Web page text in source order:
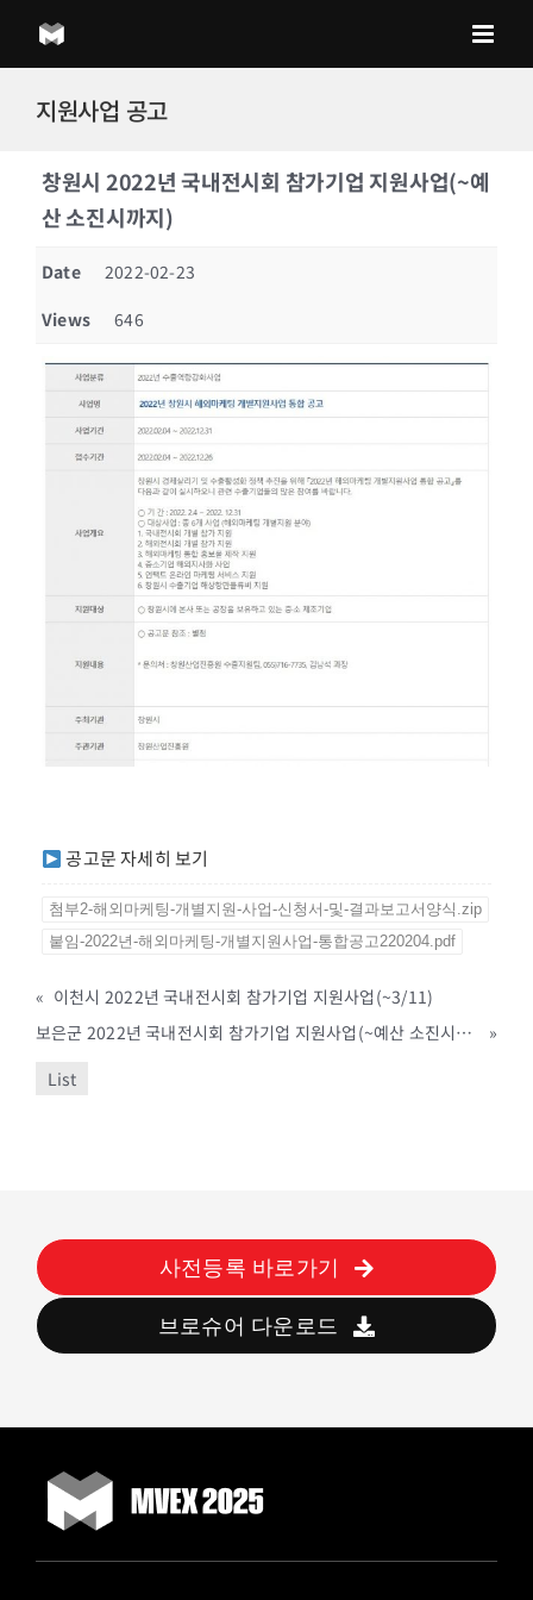
content
지원사업 공고
창원시 2022년 국내전시회 참가기업 지원사업(~예
산 소진시까지)
Date
2022-02-23
Views
646
공고문 자세히 보기
첨부2-해외마케팅-개별지원-사업-신청서-및-결과보고서양식.zip
붙임-2022년-해외마케팅-개별지원사업-통합공고220204.pdf
« 이천시 2022년 국내전시회 참가기업 지원사업(~3/11)
보은군 2022년 국내전시회 참가기업 지원사업(~예산 소진시까지)
»
List
사전등록 바로가기
브로슈어 다운로드